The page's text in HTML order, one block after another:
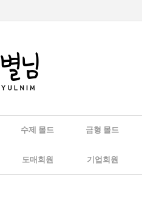
수제 몰드 금형 몰드
도매회원 기업회원